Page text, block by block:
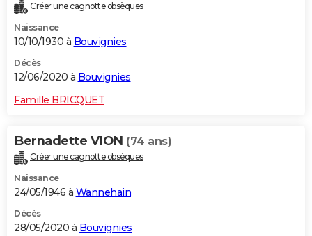
Créer une cagnotte obsèques
Naissance
10/10/1930 à Bouvignies
Décès
12/06/2020 à Bouvignies
Famille BRICQUET
Bernadette VION (74 ans)
Créer une cagnotte obsèques
Naissance
24/05/1946 à Wannehain
Décès
28/05/2020 à Bouvignies